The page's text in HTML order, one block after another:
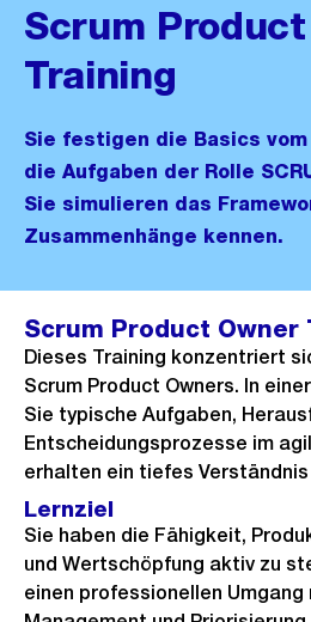
Scrum
Training
Sie festigen die Basics vom
die Aufgaben der Rolle
Sie simulieren das
Zusammenhänge kennen.
Scrum Product Owner
Dieses Training konzentriert
Scrum Product Owners. In
Sie typische Aufgaben,
Entscheidungsprozesse im
erhalten ein tiefes Verständnis
Lernziel
Sie haben die Fähigkeit,
und Wertschöpfung aktiv zu
einen professionellen